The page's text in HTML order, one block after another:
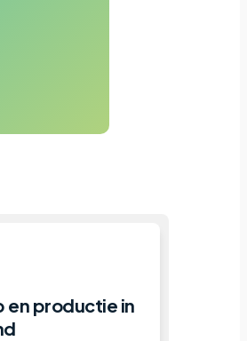
en productie in